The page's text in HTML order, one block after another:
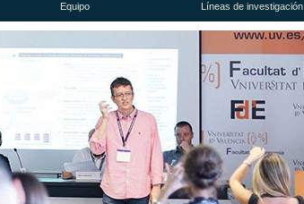
Equipo Líneas de investigación